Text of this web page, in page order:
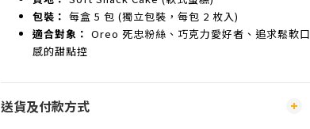
包裝： 每盒 5 包 (獨立包裝，每包 2 枚入)
適合對象： Oreo 死忠粉絲、巧克力愛好者、追求鬆軟口
感的甜點控
送貨及付款方式